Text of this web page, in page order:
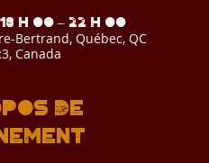
h 00 – 22 h 00
Bertrand, Québec, QC
Canada
de